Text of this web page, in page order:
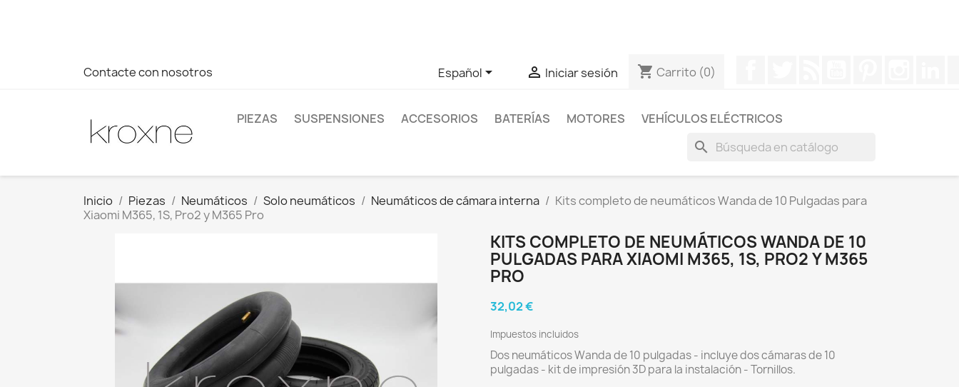
Contacte con nosotros Español  Iniciar sesión shopping_cart Carrito (0)
PIEZAS SUSPENSIONES ACCESORIOS BATERÍAS MOTORES VEHÍCULOS ELÉCTRICOS
search
Inicio Piezas Neumáticos Solo neumáticos Neumáticos de cámara interna
Kits completo de neumáticos Wanda de 10 Pulgadas para
Xiaomi M365, 1S, Pro2 y M365 Pro
KITS COMPLETO DE NEUMÁTICOS WANDA DE 10
PULGADAS PARA XIAOMI M365, 1S, PRO2 Y M365
PRO
32,02 €
Impuestos incluidos
Dos neumáticos Wanda de 10 pulgadas - incluye dos cámaras de 10
pulgadas - kit de impresión 3D para la instalación - Tornillos.